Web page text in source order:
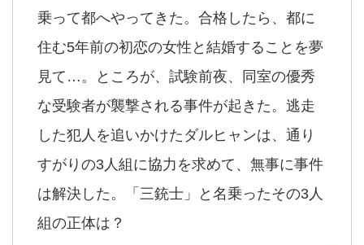
乗って都へやってきた。合格したら、都に
住む5年前の初恋の女性と結婚することを夢
見て…。ところが、試験前夜、同室の優秀
な受験者が襲撃される事件が起きた。逃走
した犯人を追いかけたダルヒャンは、通り
すがりの3人組に協力を求めて、無事に事件
は解決した。「三銃士」と名乗ったその3人
組の正体は？